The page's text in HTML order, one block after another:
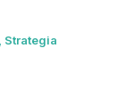
Strategia